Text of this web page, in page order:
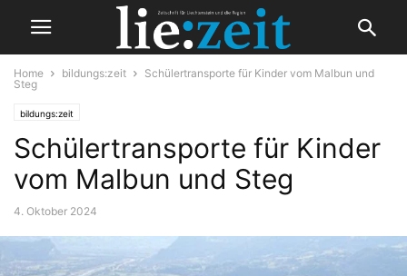
Home bildungs:zeit
Schülertransporte für Kinder vom Malbun und
Steg
bildungs:zeit
Schülertransporte für Kinder
vom Malbun und Steg
4. Oktober 2024